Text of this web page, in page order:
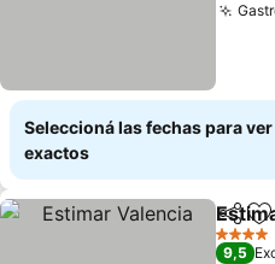
Seleccioná las fechas para
exactos
4 Estrellas
9,5